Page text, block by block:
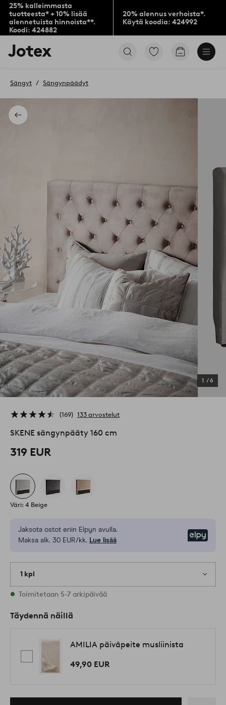
25% kalleimmasta
tuotteesta* + 10% lisää
alennetuista hinnoista**.
Koodi: 424882
20% alennus verhoista*.
Käytä koodia: 424992
Jotex-
logo
aloitussivulle
Siirry
Siirry
Takaisin
Sängyt Sängynpäädyt
1 /6
169 133 arvostelut
SKENE sängynpääty 160 cm
319 EUR
Väri: 4 Beige
Jaksota ostot eriin Elpyn avulla.
Maksa alk. 30 EUR/kk. Lue lisää
1 kpl
Varastossa
Toimitetaan 5-7 arkipäivää
Täydennä näillä
AMILIA päiväpeite musliinista
49,90 EUR